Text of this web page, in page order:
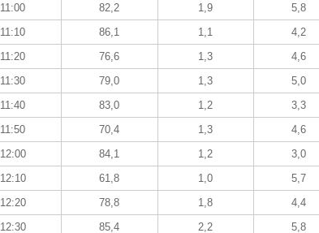
11:00
82,2 1,9 5,8
11:10
86,1 1,1 4,2
11:20
76,6 1,3 4,6
11:30
79,0 1,3 5,0
11:40
83,0 1,2 3,3
11:50
70,4 1,3 4,6
12:00
84,1 1,2 3,0
12:10
61,8 1,0 5,7
12:20
78,8 1,8 4,4
12:30
85,4 2,2 5,8